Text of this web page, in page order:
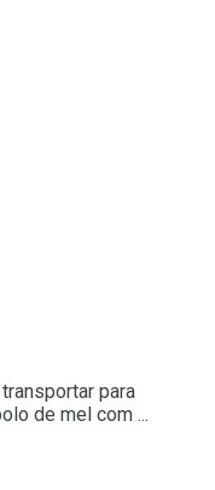
para
de mel com ...